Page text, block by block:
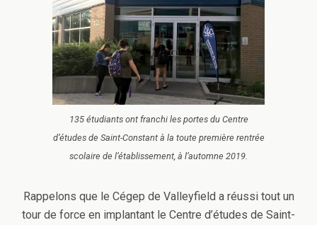
135 étudiants ont franchi les portes du Centre
d’études de Saint-Constant à la toute première rentrée
scolaire de l’établissement, à l’automne 2019.
Rappelons que le Cégep de Valleyfield a réussi tout un
tour de force en implantant le Centre d’études de Saint-